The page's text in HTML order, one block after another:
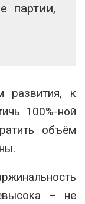
партии,
развития, к
100%-ной
объём
– не